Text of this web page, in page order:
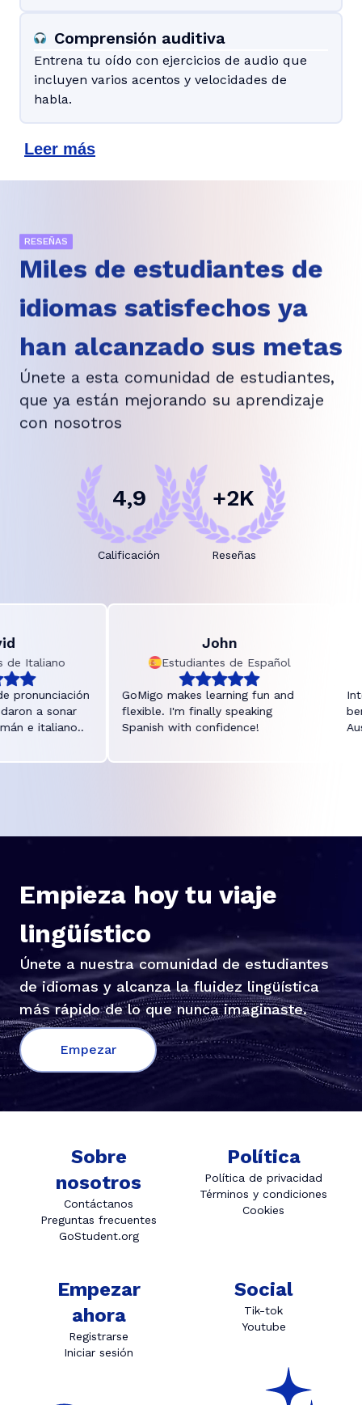
Comprensión auditiva
Entrena tu oído con ejercicios de audio que
incluyen varios acentos y velocidades de
habla.
Leer más
RESEÑAS
Miles de estudiantes de
idiomas satisfechos ya
han alcanzado sus metas
Únete a esta comunidad de estudiantes,
que ya están mejorando su aprendizaje
con nosotros
4,9
Calificación
+2K
Reseñas
Italiano
a sonar
e italiano..
John
Estudiantes de Español
GoMigo makes learning fun and
flexible. I'm finally speaking
Spanish with confidence!
Empieza hoy tu viaje
lingüístico
Únete a nuestra comunidad de estudiantes
de idiomas y alcanza la fluidez lingüística
más rápido de lo que nunca imaginaste.
Empezar
Sobre
nosotros
Contáctanos
Preguntas frecuentes
GoStudent.org
Política
Política de privacidad
Términos y condiciones
Cookies
Empezar
ahora
Registrarse
Iniciar sesión
Social
Tik-tok
Youtube